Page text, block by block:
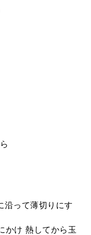
沿って薄切りにす
かけ 熱してから玉